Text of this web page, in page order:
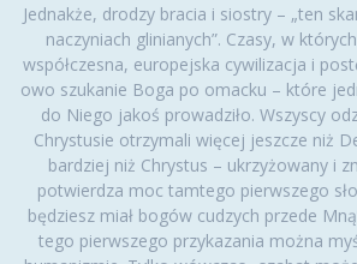
Jednakże, drodzy bracia i siostry – „ten
naczyniach glinianych”. Czasy, w
współczesna, europejska cywilizacja i
owo szukanie Boga po omacku – które
do Niego jakoś prowadziło. Wszyscy
Chrystusie otrzymali więcej jeszcze niż
bardziej niż Chrystus – ukrzyżowany i
potwierdza moc tamtego pierwszego
będziesz miał bogów cudzych przede
tego pierwszego przykazania można